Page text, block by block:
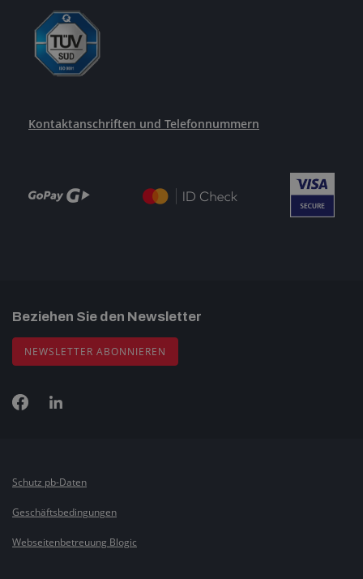
Kontaktanschriften und Telefonnummern
Beziehen Sie den Newsletter
NEWSLETTER ABONNIEREN
Schutz pb-Daten
Geschäftsbedingungen
Webseitenbetreuung Blogic